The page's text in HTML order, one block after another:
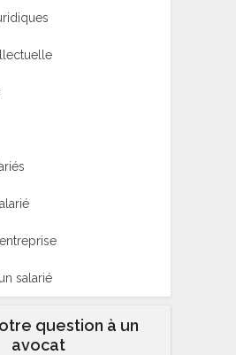
salarié
question à un
avocat